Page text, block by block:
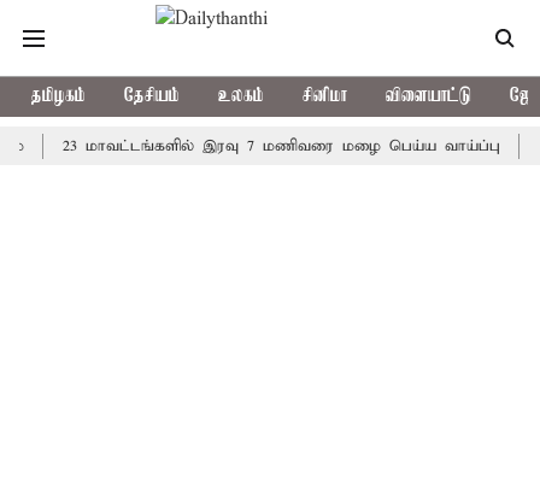
தமிழகம் தேசியம் உலகம் சினிமா விளையாட்டு
23 மாவட்டங்களில் இரவு 7 மணிவரை மழை பெய்ய வாய்ப்பு